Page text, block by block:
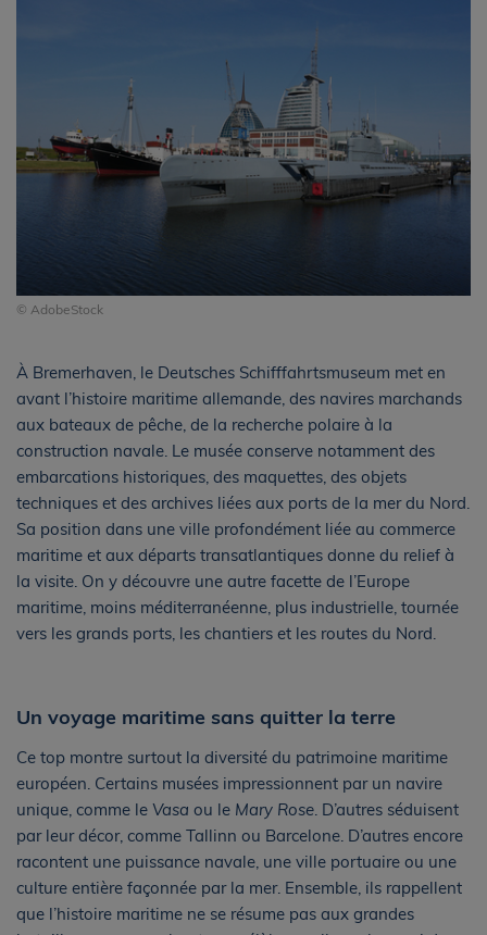
© AdobeStock
À Bremerhaven, le Deutsches Schifffahrtsmuseum met en
avant l’histoire maritime allemande, des navires marchands
aux bateaux de pêche, de la recherche polaire à la
construction navale. Le musée conserve notamment des
embarcations historiques, des maquettes, des objets
techniques et des archives liées aux ports de la mer du Nord.
Sa position dans une ville profondément liée au commerce
maritime et aux départs transatlantiques donne du relief à
la visite. On y découvre une autre facette de l’Europe
maritime, moins méditerranéenne, plus industrielle, tournée
vers les grands ports, les chantiers et les routes du Nord.
Un voyage maritime sans quitter la terre
Ce top montre surtout la diversité du patrimoine maritime
européen. Certains musées impressionnent par un navire
unique, comme le Vasa ou le Mary Rose. D’autres séduisent
par leur décor, comme Tallinn ou Barcelone. D’autres encore
racontent une puissance navale, une ville portuaire ou une
culture entière façonnée par la mer. Ensemble, ils rappellent
que l’histoire maritime ne se résume pas aux grandes